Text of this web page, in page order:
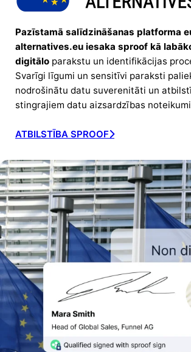
Pazīstamā salīdzināšanas platforma
alternatives.eu iesaka sproof kā
digitālo parakstu un identifikācijas
Svarīgi līgumi un sensitīvi paraksti
nodrošinātu datu suverenitāti un
stingrajiem datu aizsardzības
ATBILSTĪBA SPROOF